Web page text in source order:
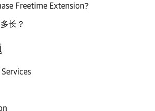
Freetime Extension?
长？